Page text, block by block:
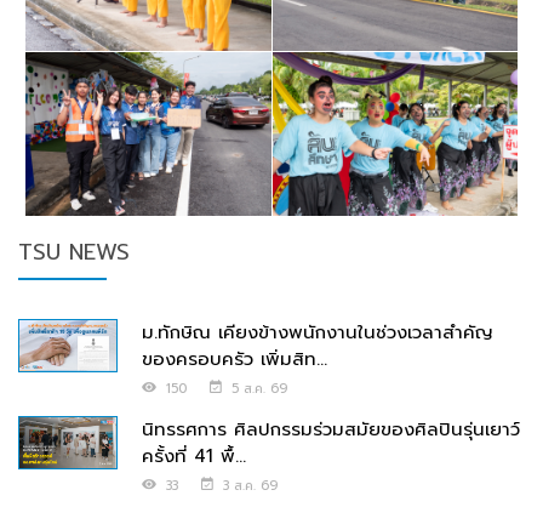
TSU NEWS
ม.ทักษิณ เคียงข้างพนักงานในช่วงเวลาสำคัญ
ของครอบครัว เพิ่มสิท...
150 5 ส.ค. 69
นิทรรศการ ศิลปกรรมร่วมสมัยของศิลปินรุ่นเยาว์
ครั้งที่ 41 พื้...
33 3 ส.ค. 69